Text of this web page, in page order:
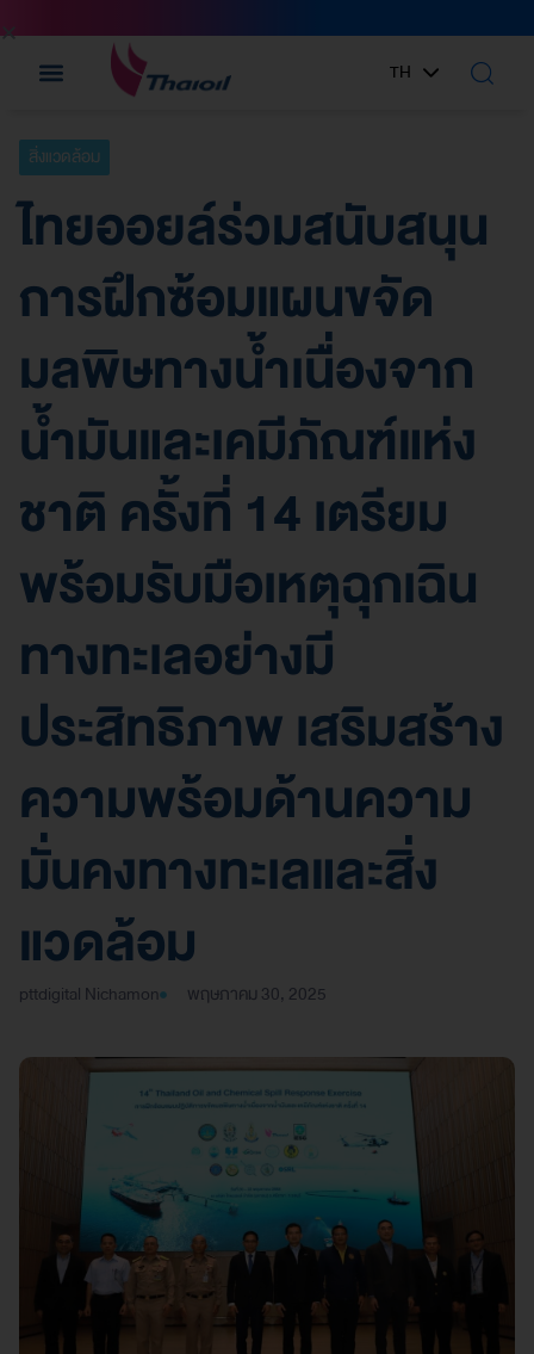
TH
EN
สิ่งแวดล้อม
ไทยออยล์ร่วมสนับสนุน
การฝึกซ้อมแผนขจัด
มลพิษทางน้ำเนื่องจาก
น้ำมันและเคมีภัณฑ์แห่ง
ชาติ ครั้งที่ 14 เตรียม
พร้อมรับมือเหตุฉุกเฉิน
ทางทะเลอย่างมี
ประสิทธิภาพ เสริมสร้าง
ความพร้อมด้านความ
มั่นคงทางทะเลและสิ่ง
แวดล้อม
pttdigital Nichamon พฤษภาคม 30, 2025